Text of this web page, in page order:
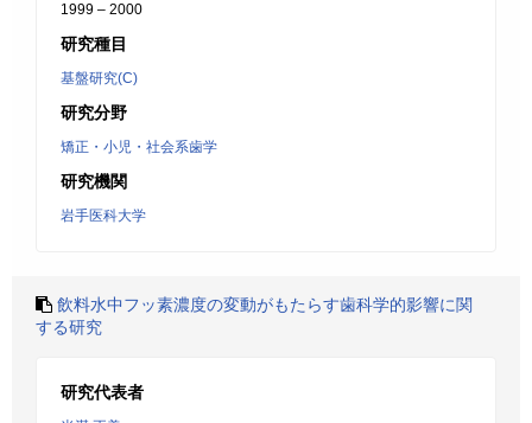
1999 – 2000
研究種目
基盤研究(C)
研究分野
矯正・小児・社会系歯学
研究機関
岩手医科大学
飲料水中フッ素濃度の変動がもたらす歯科学的影響に関
する研究
研究代表者